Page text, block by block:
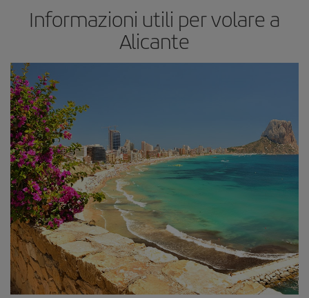
Informazioni utili per volare a
Alicante